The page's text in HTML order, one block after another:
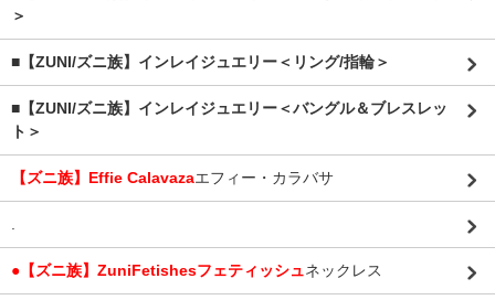
＞
■【ZUNI/ズニ族】インレイジュエリー＜リング/指輪＞
■【ZUNI/ズニ族】インレイジュエリー＜バングル＆ブレスレッ
ト＞
【ズニ族】Effie Calavazaエフィー・カラバサ
.
●【ズニ族】ZuniFetishesフェティッシュネックレス